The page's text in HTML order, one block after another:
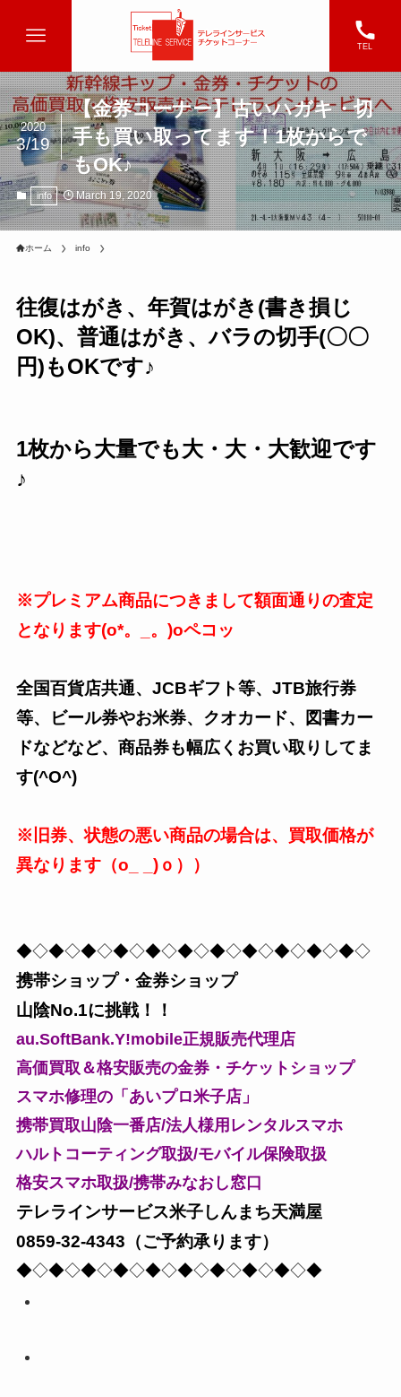
TEL
【金券コーナー】古いハガキ・切
手も買い取ってます！1枚からで
もOK♪
2020
3/19
info March 19, 2020
ホーム info
往復はがき、年賀はがき(書き損じ
OK)、普通はがき、バラの切手(〇〇
円)もOKです♪
1枚から大量でも大・大・大歓迎です
♪
※プレミアム商品につきまして額面通りの査定
となります(o*。_。)oペコッ
全国百貨店共通、JCBギフト等、JTB旅行券
等、ビール券やお米券、クオカード、図書カー
ドなどなど、商品券も幅広くお買い取りしてま
す(^O^)
※旧券、状態の悪い商品の場合は、買取価格が
異なります（o_ _)ｏ））
◆◇◆◇◆◇◆◇◆◇◆◇◆◇◆◇◆◇◆◇◆◇
携帯ショップ・金券ショップ
山陰No.1に挑戦！！
au.SoftBank.Y!mobile正規販売代理店
高価買取＆格安販売の金券・チケットショップ
スマホ修理の「あいプロ米子店」
携帯買取山陰一番店/法人様用レンタルスマホ
ハルトコーティング取扱/モバイル保険取扱
格安スマホ取扱/携帯みなおし窓口
テレラインサービス米子しんまち天満屋
0859-32-4343（ご予約承ります）
◆◇◆◇◆◇◆◇◆◇◆◇◆◇◆◇◆◇◆